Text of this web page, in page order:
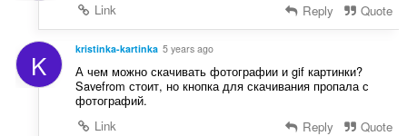
Link
Reply Quote
K kristinka-kartinka 5 years ago
А чем можно скачивать фотографии и gif картинки?
Savefrom стоит, но кнопка для скачивания пропала с
фотографий.
Link
Reply Quote